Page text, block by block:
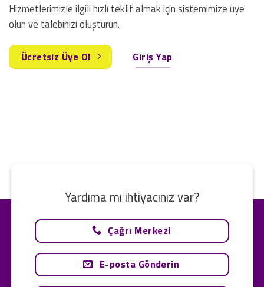
Hizmetlerimizle ilgili hızlı teklif almak için sistemimize üye
olun ve talebinizi oluşturun.
Ücretsiz Üye Ol Giriş Yap
Yardıma mı ihtiyacınız var?
Çağrı Merkezi
E-posta Gönderin